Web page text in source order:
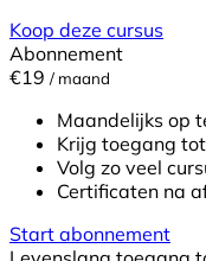
Koop deze cursus
Abonnement
€19 / maand
Maandelijks op
Krijg toegang
Volg zo veel
Certificaten na
Start abonnement